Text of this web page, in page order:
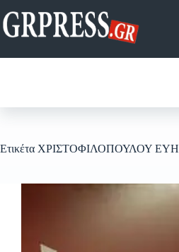
στο
περιεχόμενο
Ετικέτα ΧΡΙΣΤΟΦΙΛΟΠΟΥΛΟΥ ΕΥΗ